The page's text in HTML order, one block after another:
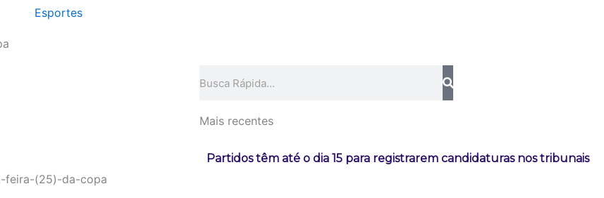
Esportes
Mais recentes
Partidos têm até o dia 15 para registrarem candidaturas nos tribunais